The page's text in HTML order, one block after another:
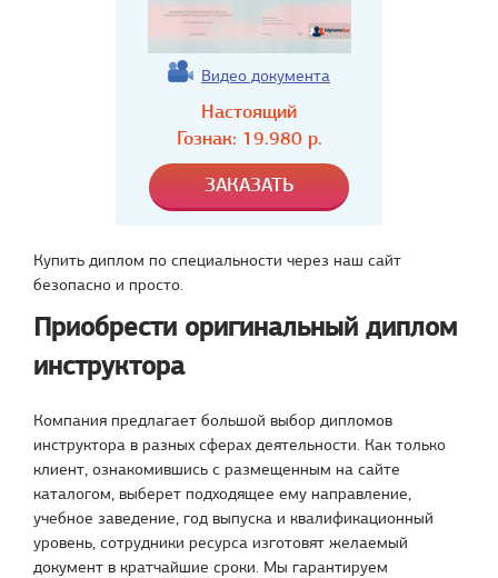
Видео документа
Настоящий
Гознак: 19.980р.
Купить диплом по специальности через наш сайт
безопасно и просто.
Приобрести оригинальный диплом
инструктора
Компания предлагает большой выбор дипломов
инструктора в разных сферах деятельности. Как только
клиент, ознакомившись с размещенным на сайте
каталогом, выберет подходящее ему направление,
учебное заведение, год выпуска и квалификационный
уровень, сотрудники ресурса изготовят желаемый
документ в кратчайшие сроки. Мы гарантируем